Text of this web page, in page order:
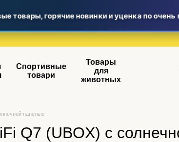
горячие новинки и уценка по очень
Спортивные
товари
Товары
для
животных
панелью
Q7 (UBOX) с